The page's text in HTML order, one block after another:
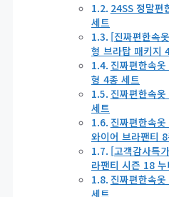
24SS 정말편
세트
[진짜편한속
형 브라탑 패키지
진짜편한속
형 4종 세트
진짜편한속
세트
진짜편한속
와이어 브라팬티
[고객감사특
라팬티 시즌 18
진짜편한속
세트